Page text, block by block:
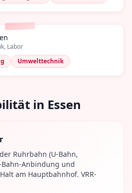
Labor
Umwelttechnik
in Essen
Ruhrbahn (U-Bahn,
Bahn-Anbindung und
am Hauptbahnhof. VRR-